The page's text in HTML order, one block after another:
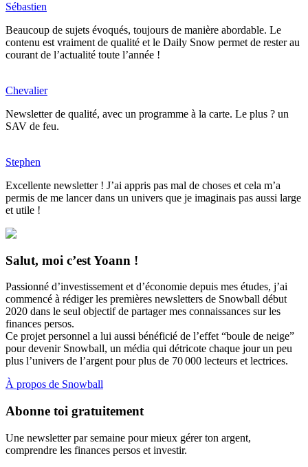
Sébastien
Beaucoup de sujets évoqués, toujours de manière abordable. Le
contenu est vraiment de qualité et le Daily Snow permet de rester au
courant de l’actualité toute l’année !
Chevalier
Newsletter de qualité, avec un programme à la carte. Le plus ? un
SAV de feu.
Stephen
Excellente newsletter ! J’ai appris pas mal de choses et cela m’a
permis de me lancer dans un univers que je imaginais pas aussi large
et utile !
Salut, moi c’est Yoann !
Passionné d’investissement et d’économie depuis mes études, j’ai
commencé à rédiger les premières newsletters de Snowball début
2020 dans le seul objectif de partager mes connaissances sur les
finances persos.
Ce projet personnel a lui aussi bénéficié de l’effet “boule de neige”
pour devenir Snowball, un média qui détricote chaque jour un peu
plus l’univers de l’argent pour plus de 70 000 lecteurs et lectrices.
À propos de Snowball
Abonne toi gratuitement
Une newsletter par semaine pour mieux gérer ton argent,
comprendre les finances persos et investir.